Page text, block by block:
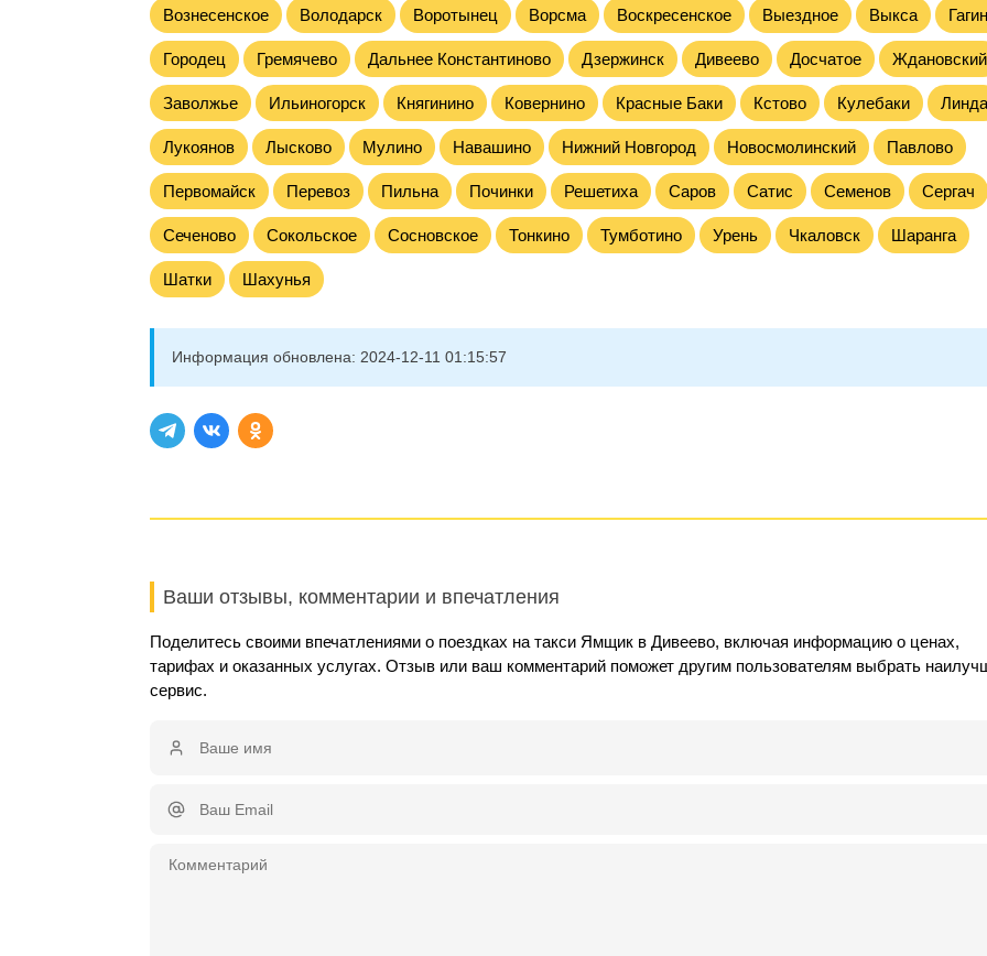
Вознесенское Володарск Воротынец Ворсма Воскресенское Выездное Выкса
Городец Гремячево Дальнее Константиново Дзержинск Дивеево Досчатое Ждановский
Заволжье Ильиногорск Княгинино Ковернино Красные Баки Кстово Кулебаки Линда
Лукоянов Лысково Мулино Навашино Нижний Новгород Новосмолинский Павлово
Первомайск Перевоз Пильна Починки Решетиха Саров Сатис Семенов Сергач
Сеченово Сокольское Сосновское Тонкино Тумботино Урень Чкаловск Шаранга
Шатки Шахунья
Информация обновлена: 2024-12-11 01:15:57
Ваши отзывы, комментарии и впечатления
Поделитесь своими впечатлениями о поездках на такси Ямщик в Дивеево, включая информацию о ценах,
тарифах и оказанных услугах. Отзыв или ваш комментарий поможет другим пользователям выбрать
сервис.